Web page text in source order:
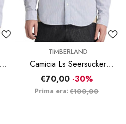
TIMBERLAND
Camicia Ls Seersucker
Striped - Blu
€70,00 -30%
Prima era:€100,00